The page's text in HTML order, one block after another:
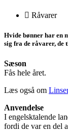
Råvarer
Hvide bønner har en
sig fra de råvarer, de
Sæson
Fås hele året.
Læs også om
Anvendelse
I engelsktalende
fordi de var en del